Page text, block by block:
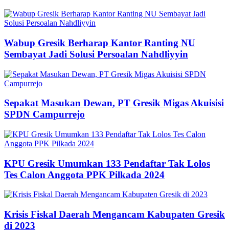
Wabup Gresik Berharap Kantor Ranting NU
Sembayat Jadi Solusi Persoalan Nahdliyyin
Sepakat Masukan Dewan, PT Gresik Migas Akuisisi
SPDN Campurrejo
KPU Gresik Umumkan 133 Pendaftar Tak Lolos
Tes Calon Anggota PPK Pilkada 2024
Krisis Fiskal Daerah Mengancam Kabupaten Gresik
di 2023